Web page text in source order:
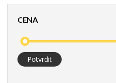
CENA
Potvrdit